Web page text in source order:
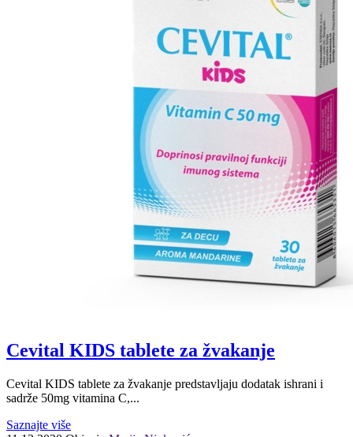
Cevital KIDS tablete za žvakanje
Cevital KIDS tablete za žvakanje predstavljaju dodatak ishrani i
sadrže 50mg vitamina C,...
Saznajte više